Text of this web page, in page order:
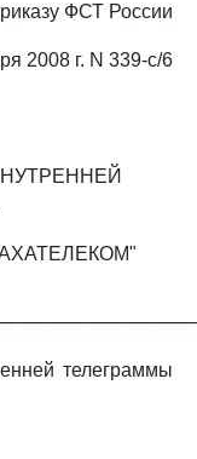
ФСТ России
2008 г. N 339-с/6
телеграммы